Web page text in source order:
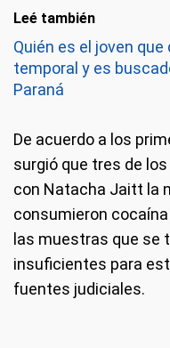
Leé también
Quién es el joven
temporal y es
Paraná
De acuerdo a los
surgió que tres de
con Natacha Jaitt la
consumieron
las muestras que se
insuficientes para
fuentes judiciales.